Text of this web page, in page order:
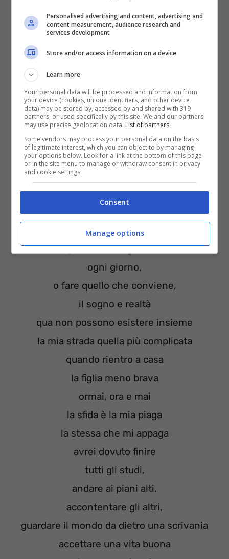
Non cambierò mai,
cerchi,
E tu non cambierai mai,
Sono solo una,
Ma vorresti la luna,
Non cambierò mai
Non cambierò mai,
Mi hanno detto che
la vita è breve (già),
quindi dovrei godermi
ogni giorno,
o fare quello che conviene,
il sogno e realtà
qua non possono esistere insieme
la mia strada quella più complicata
quando rientro a casa
la figlia meno brava
ormai, ora e mai
la sfida è la mia piaga
la stessa che mi appaga
avrei dovuto finire
tutti gli studi,
andare ai piani alti,
accontentare gli altri,
guardare il mondo da dietro una scrivania
accettare una vita buona
Personalised advertising and content, advertising and
content measurement, audience research and
services development
Store and/or access information on a device
Learn more
Your personal data will be processed and information from
your device (cookies, unique identifiers, and other device
data) may be stored by, accessed by and shared with 319
partners, or used specifically by this site. We and our partners
may use precise geolocation data. List of partners.
Some vendors may process your personal data on the basis
of legitimate interest, which you can object to by managing
your options below. Look for a link at the bottom of this page
or in the site menu to manage or withdraw consent in privacy
and cookie settings.
Consent
Manage options